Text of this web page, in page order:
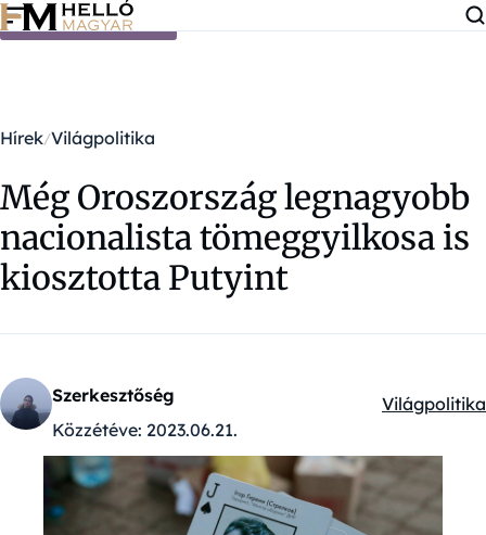
Ugrás a tartalomra
Hírek Világpolitika
Még Oroszország legnagyobb
nacionalista tömeggyilkosa is
kiosztotta Putyint
Szerkesztőség
Közzétéve: 2023.06.21.
Kategóriák:
Világpolitika